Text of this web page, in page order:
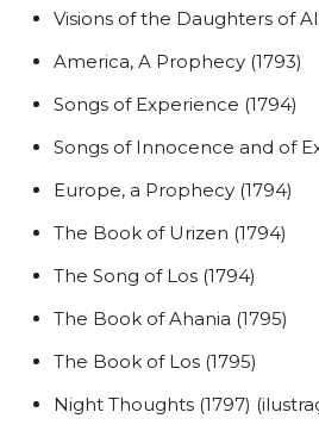
Visions of the Daughters of
America, A Prophecy (1793)
Songs of Experience (1794)
Songs of Innocence and of
Europe, a Prophecy (1794)
The Book of Urizen (1794)
The Song of Los (1794)
The Book of Ahania (1795)
The Book of Los (1795)
Night Thoughts (1797)